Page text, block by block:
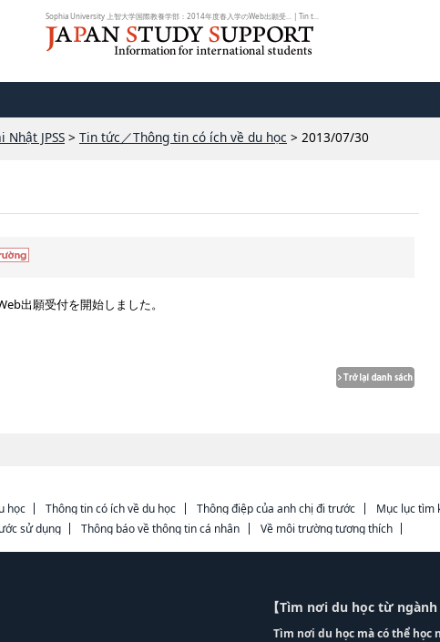
Sophia University 上智大学国際教養学部：2014年度春入学のWeb出願受... | Tin t...
JPSS > Tin tức／Thông tin có ích về du học > 2013/07/30
出願受付を開始しました。
học Thông tin có ích về du học Thông điệp của anh chị đi trước Mục lục tìm
sử dụng
Thông báo về thông tin cá nhân Về môi trường tương thích
【Tìm nơi du học từ ngành
Tìm nơi du học mà có thể học